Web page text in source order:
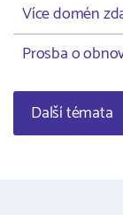
Více domén
Prosba o
Další témata